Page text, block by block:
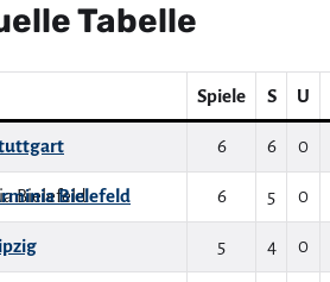
Tabelle
Spiele S U
6 6 0
Bielefeld 6 5 0
5 4 0